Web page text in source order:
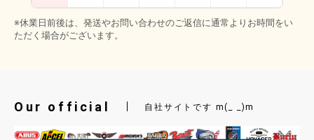
※休業日前後は、発送やお問い合わせのご返信に通常よりお時間をい
ただく場合がございます。
Our official 自社サイトです m(_ _)m